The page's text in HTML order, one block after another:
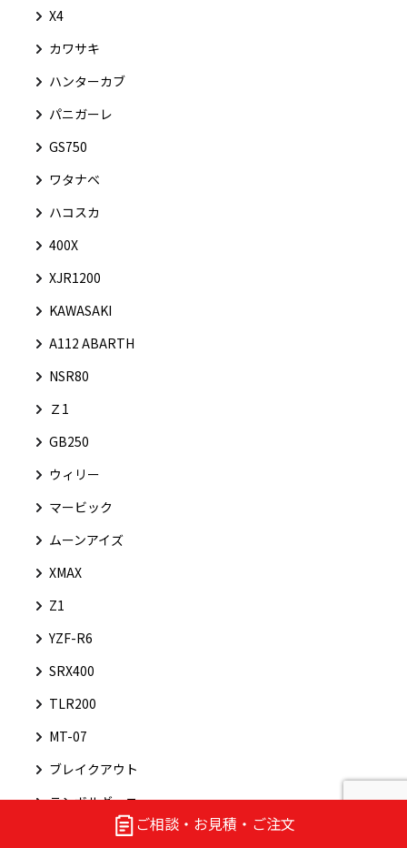
ご相談・お見積・ご注文
X4
カワサキ
ハンターカブ
パニガーレ
GS750
ワタナベ
ハコスカ
400X
XJR1200
KAWASAKI
A112 ABARTH
NSR80
Ｚ1
GB250
ウィリー
マービック
ムーンアイズ
XMAX
Z1
YZF-R6
SRX400
TLR200
MT-07
ブレイクアウト
ランボルギーニ